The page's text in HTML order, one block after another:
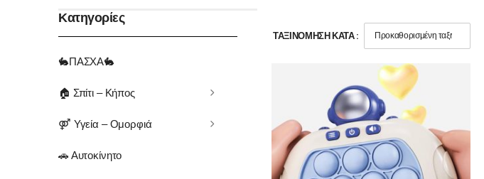
Κατηγορίες
🐇ΠΑΣΧΑ🐇
🏠 Σπίτι – Κήπος
⚤ Υγεία – Ομορφιά
🚗 Αυτοκίνητο
ΤΑΞΙΝΌΜΗΣΗ ΚΑΤΆ :